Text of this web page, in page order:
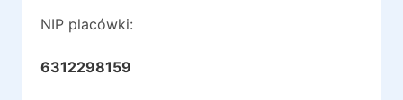
NIP placówki:
6312298159